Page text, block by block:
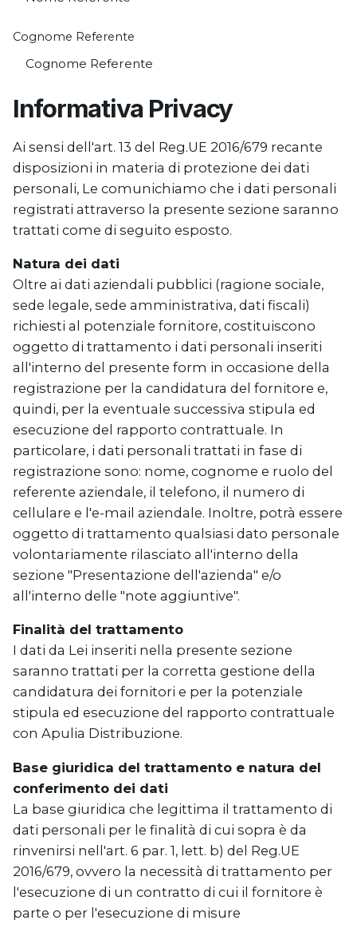
Cognome Referente
Informativa Privacy
Ai sensi dell'art. 13 del Reg.UE 2016/679 recante
disposizioni in materia di protezione dei dati
personali, Le comunichiamo che i dati personali
registrati attraverso la presente sezione saranno
trattati come di seguito esposto.
Natura dei dati
Oltre ai dati aziendali pubblici (ragione sociale,
sede legale, sede amministrativa, dati fiscali)
richiesti al potenziale fornitore, costituiscono
oggetto di trattamento i dati personali inseriti
all'interno del presente form in occasione della
registrazione per la candidatura del fornitore e,
quindi, per la eventuale successiva stipula ed
esecuzione del rapporto contrattuale. In
particolare, i dati personali trattati in fase di
registrazione sono: nome, cognome e ruolo del
referente aziendale, il telefono, il numero di
cellulare e l'e-mail aziendale. Inoltre, potrà essere
oggetto di trattamento qualsiasi dato personale
volontariamente rilasciato all'interno della
sezione "Presentazione dell'azienda" e/o
all'interno delle "note aggiuntive".
Finalità del trattamento
I dati da Lei inseriti nella presente sezione
saranno trattati per la corretta gestione della
candidatura dei fornitori e per la potenziale
stipula ed esecuzione del rapporto contrattuale
con Apulia Distribuzione.
Base giuridica del trattamento e natura del
conferimento dei dati
La base giuridica che legittima il trattamento di
dati personali per le finalità di cui sopra è da
rinvenirsi nell'art. 6 par. 1, lett. b) del Reg.UE
2016/679, ovvero la necessità di trattamento per
l'esecuzione di un contratto di cui il fornitore è
parte o per l'esecuzione di misure